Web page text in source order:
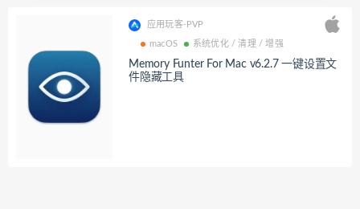
应用玩客-PVP
macOS 系统优化 / 清理 / 增强
Memory Funter For Mac v6.2.7 一键设置文
件隐藏工具